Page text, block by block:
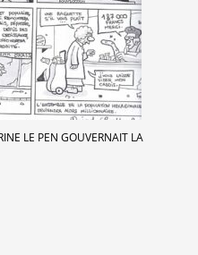
LE PEN GOUVERNAIT LA